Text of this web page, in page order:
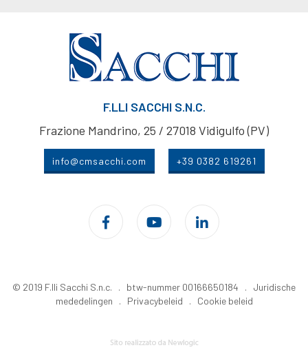
F.LLI SACCHI S.N.C.
Frazione Mandrino, 25 / 27018 Vidigulfo (PV)
info@cmsacchi.com +39 0382 619261
© 2019 F.lli Sacchi S.n.c. . btw-nummer 00166650184 . Juridische
mededelingen . Privacybeleid . Cookie beleid